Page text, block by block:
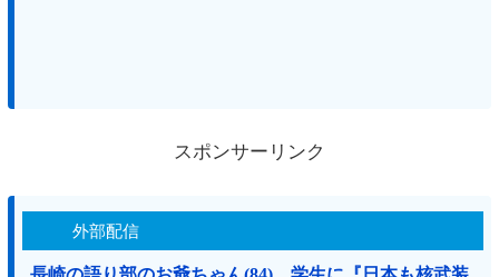
スポンサーリンク
外部配信